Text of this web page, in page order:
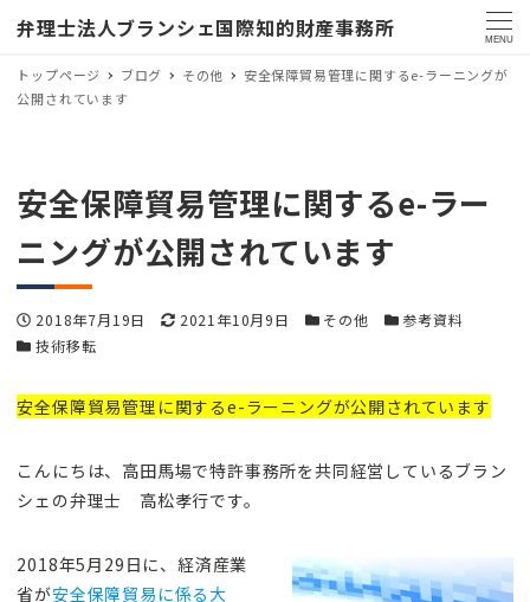
弁理士法人ブランシェ国際知的財産事務所 MENU
トップページ ブログ その他
安全保障貿易管理に関するe-ラーニングが
公開されています
安全保障貿易管理に関するe-ラー
ニングが公開されています
投稿日
2018年7月19日 更新日
2021年10月9日 カテゴリー
その他 カテゴリー
参考資料
カテゴリー
技術移転
安全保障貿易管理に関するe-ラーニングが公開されています
こんにちは、高田馬場で特許事務所を共同経営しているブラン
シェの弁理士 高松孝行です。
2018年5月29日に、経済産業
省が安全保障貿易に係る大